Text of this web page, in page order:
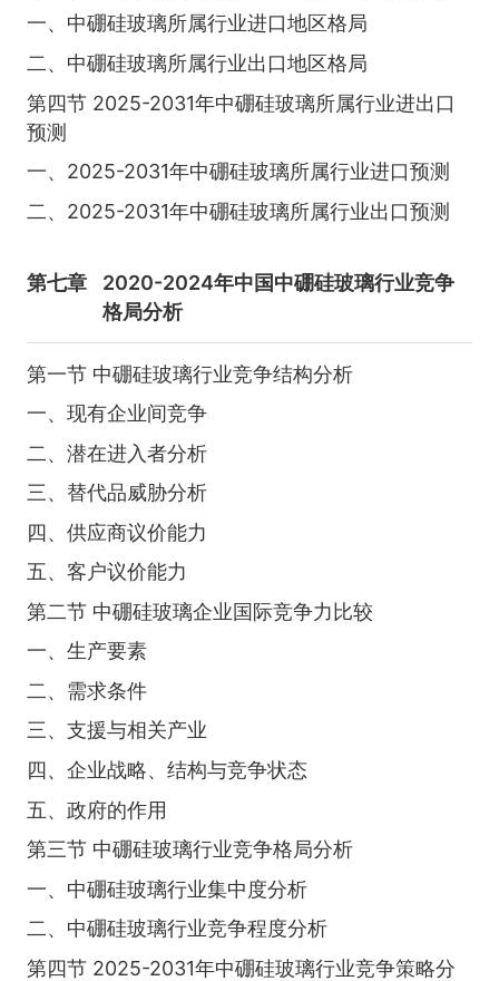
一、中硼硅玻璃所属行业进口地区格局
二、中硼硅玻璃所属行业出口地区格局
第四节 2025-2031年中硼硅玻璃所属行业进出口
预测
一、2025-2031年中硼硅玻璃所属行业进口预测
二、2025-2031年中硼硅玻璃所属行业出口预测
第七章
2020-2024年中国中硼硅玻璃行业竞争
格局分析
第一节 中硼硅玻璃行业竞争结构分析
一、现有企业间竞争
二、潜在进入者分析
三、替代品威胁分析
四、供应商议价能力
五、客户议价能力
第二节 中硼硅玻璃企业国际竞争力比较
一、生产要素
二、需求条件
三、支援与相关产业
四、企业战略、结构与竞争状态
五、政府的作用
第三节 中硼硅玻璃行业竞争格局分析
一、中硼硅玻璃行业集中度分析
二、中硼硅玻璃行业竞争程度分析
第四节 2025-2031年中硼硅玻璃行业竞争策略分